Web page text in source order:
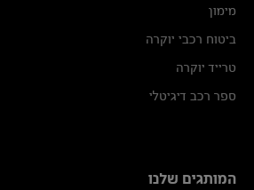
מימון
ביטוח רכבי יוקרה
טרייד יוקרה
ספר רכב דיגיטלי
המותגים שלנו